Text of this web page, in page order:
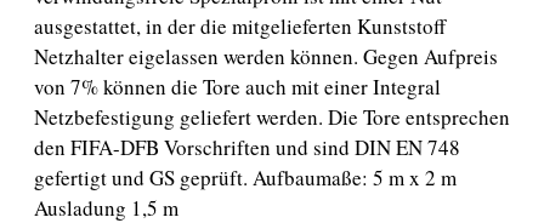
ausgestattet, in der die mitgelieferten Kunststoff
Netzhalter eigelassen werden können. Gegen Aufpreis
von 7% können die Tore auch mit einer Integral
Netzbefestigung geliefert werden. Die Tore entsprechen
den FIFA-DFB Vorschriften und sind DIN EN 748
gefertigt und GS geprüft. Aufbaumaße: 5 m x 2 m
Ausladung 1,5 m